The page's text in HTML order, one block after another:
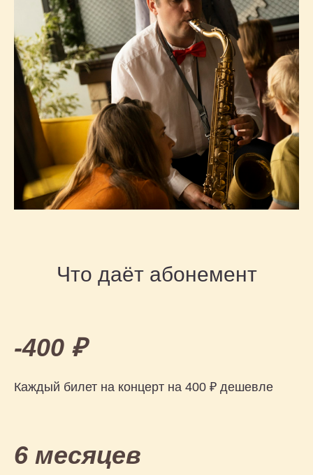
Что даёт абонемент
-400 ₽
Каждый билет на концерт на 400 ₽ дешевле
6 месяцев